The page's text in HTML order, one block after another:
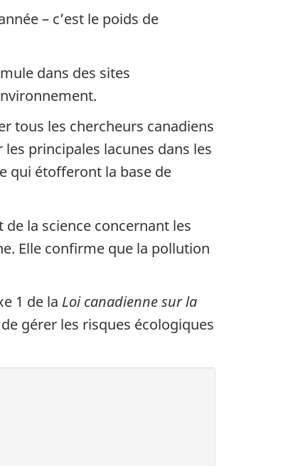
– c’est le poids de
dans des sites
tous les chercheurs canadiens
principales lacunes dans les
qui étofferont la base de
de la science concernant les
Elle confirme que la pollution
1 de la Loi canadienne sur la
gérer les risques écologiques